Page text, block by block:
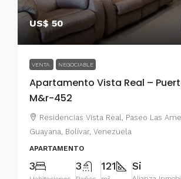
US$ 50
VENTA NEGOCIABLE
Apartamento Vista Real –
M&r-452
Residencias Vista Real, Paseo Las
Guayana, Bolívar, Venezuela
APARTAMENTO
3 3 121 Si